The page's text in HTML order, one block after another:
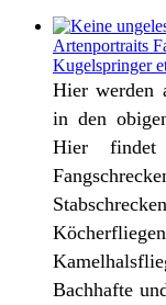
Artenportraits
Kugelspringer
Hier werden
in den
Hier
Bachhafte